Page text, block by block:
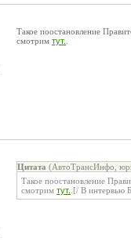
Такое поостановление
смотрим тут.
Цитата (АвтоТрансИнфо,
Такое поостановление
смотрим тут. .[/ В интервью